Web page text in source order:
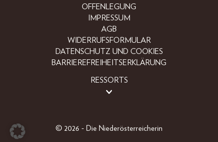
OFFENLEGUNG
IMPRESSUM
AGB
WIDERRUFSFORMULAR
DATENSCHUTZ UND COOKIES
BARRIEREFREIHEITSERKLÄRUNG
RESSORTS
© 2026 - Die Niederösterreicherin